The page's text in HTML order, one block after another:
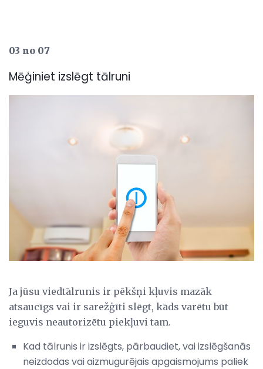
03 no 07
Mēģiniet izslēgt tālruni
Ja jūsu viedtālrunis ir pēkšņi kļuvis mazāk
atsaucīgs vai ir sarežģīti slēgt, kāds varētu būt
ieguvis neautorizētu piekļuvi tam.
Kad tālrunis ir izslēgts, pārbaudiet, vai izslēgšanās
neizdodas vai aizmugurējais apgaismojums paliek